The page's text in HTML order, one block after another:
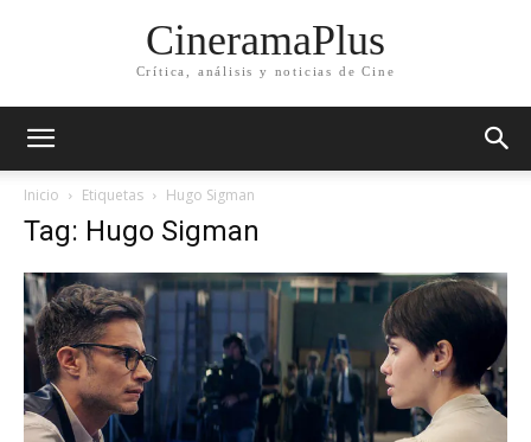
CineramaPlus
Crítica, análisis y noticias de Cine
Inicio Etiquetas Hugo Sigman
Tag: Hugo Sigman